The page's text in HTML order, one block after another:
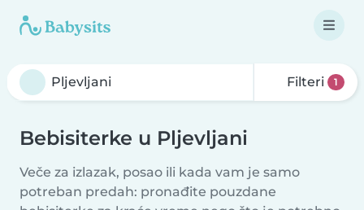
Filteri 1
Bebisiterke u Pljevljani
Veče za izlazak, posao ili kada vam je samo
potreban predah: pronađite pouzdane